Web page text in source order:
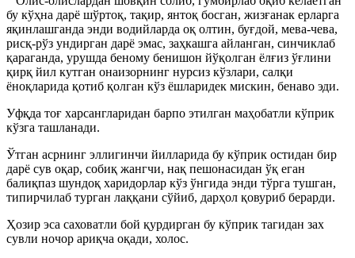
бу кўҳна дарё шўртоқ, тақир, янтоқ босган, жизғанак ерларга
яқинлашганда энди водийларда оқ олтин, буғдой, мева-чева,
рисқ-рўз ундирган дарё эмас, заҳкашга айланган, синчиклаб
қараганда, урушда беному бенишон йўқолган ёлғиз ўғлини
қирқ йил кутган онаизорнинг нурсиз кўзлари, салқи
ёноқларида қотиб қолган кўз ёшларидек мискин, бенаво эди.
Уфқда тоғ харсангларидан барпо этилган маҳобатли кўприк
кўзга ташланади.
Ўтган асрнинг эллигинчи йилларида бу кўприк остидан бир
дарё сув оқар, собиқ жангчи, нақ пешонасидан ўқ еган
балиқпаз шундоқ харидорлар кўз ўнгида энди тўрга тушган,
типирчилаб турган лаққани сўйиб, дарҳол қовуриб берарди.
Ҳозир эса саховатли бой қурдирган бу кўприк тагидан зах
сувли ночор ариқча оқади, холос.